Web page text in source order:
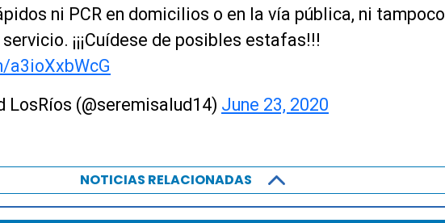
ni PCR en domicilios o en la vía pública, ni tampoco
¡¡¡Cuídese de posibles estafas!!!
LosRíos (@seremisalud14) June 23, 2020
NOTICIAS RELACIONADAS